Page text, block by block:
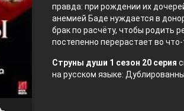
правда: при рождении их
анемией Баде нуждается в
брак по расчёту, чтобы родить
постепенно перерастает во
Струны души 1 сезон 20 серия
на русском языке: